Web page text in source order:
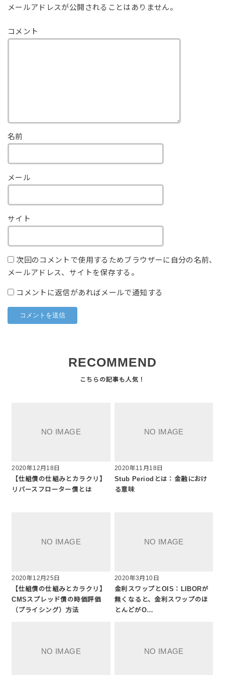
メールアドレスが公開されることはありません。
コメント
名前
メール
サイト
次回のコメントで使用するためブラウザーに自分の名前、
メールアドレス、サイトを保存する。
コメントに返信があればメールで通知する
RECOMMEND
2020年12月18日
【仕組債の仕組みとカラクリ】
リバースフローター債とは
2020年11月18日
Stub Periodとは：金融におけ
る意味
2020年12月25日
【仕組債の仕組みとカラクリ】
CMSスプレッド債の時価評価
（プライシング）方法
2020年3月10日
金利スワップとOIS：LIBORが
無くなると、金利スワップのほ
とんどがO…